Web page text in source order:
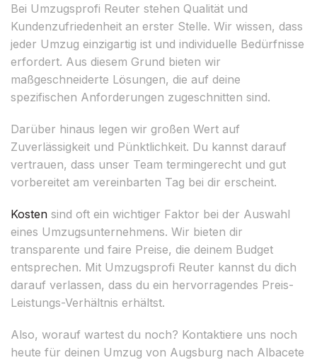
Bei Umzugsprofi Reuter stehen Qualität und
Kundenzufriedenheit an erster Stelle. Wir wissen, dass
jeder Umzug einzigartig ist und individuelle Bedürfnisse
erfordert. Aus diesem Grund bieten wir
maßgeschneiderte Lösungen, die auf deine
spezifischen Anforderungen zugeschnitten sind.
Darüber hinaus legen wir großen Wert auf
Zuverlässigkeit und Pünktlichkeit. Du kannst darauf
vertrauen, dass unser Team termingerecht und gut
vorbereitet am vereinbarten Tag bei dir erscheint.
Kosten sind oft ein wichtiger Faktor bei der Auswahl
eines Umzugsunternehmens. Wir bieten dir
transparente und faire Preise, die deinem Budget
entsprechen. Mit Umzugsprofi Reuter kannst du dich
darauf verlassen, dass du ein hervorragendes Preis-
Leistungs-Verhältnis erhältst.
Also, worauf wartest du noch? Kontaktiere uns noch
heute für deinen Umzug von Augsburg nach Albacete